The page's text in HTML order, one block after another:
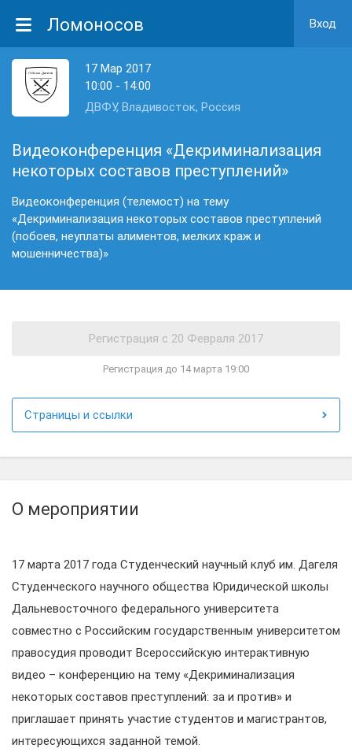
Ломоносов Вход
17 Мар 2017
10:00 - 14:00
ДВФУ, Владивосток, Россия
Видеоконференция «Декриминализация
некоторых составов преступлений»
Видеоконференция (телемост) на тему
«Декриминализация некоторых составов преступлений
(побоев, неуплаты алиментов, мелких краж и
мошенничества)»
Регистрация до 14 марта 19:00
Страницы и ссылки
О мероприятии
17 марта 2017 года Студенческий научный клуб им. Дагеля
Студенческого научного общества Юридической школы
Дальневосточного федерального университета
совместно с Российским государственным университетом
правосудия проводит Всероссийскую интерактивную
видео – конференцию на тему «Декриминализация
некоторых составов преступлений: за и против» и
приглашает принять участие студентов и магистрантов,
интересующихся заданной темой.